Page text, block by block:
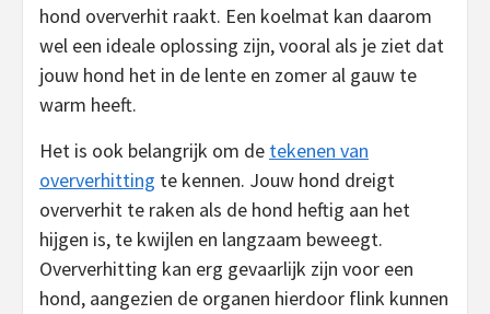
hond oververhit raakt. Een koelmat kan daarom
wel een ideale oplossing zijn, vooral als je ziet dat
jouw hond het in de lente en zomer al gauw te
warm heeft.
Het is ook belangrijk om de tekenen van
oververhitting te kennen. Jouw hond dreigt
oververhit te raken als de hond heftig aan het
hijgen is, te kwijlen en langzaam beweegt.
Oververhitting kan erg gevaarlijk zijn voor een
hond, aangezien de organen hierdoor flink kunnen